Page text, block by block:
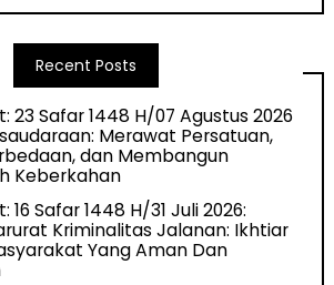
Recent Posts
23 Safar 1448 H/07 Agustus 2026
Merawat Persatuan,
dan Membangun
Keberkahan
16 Safar 1448 H/31 Juli 2026:
Kriminalitas Jalanan: Ikhtiar
Yang Aman Dan